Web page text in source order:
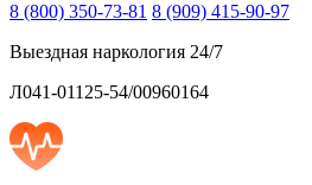
8 (800) 350-73-81 8 (909) 415-90-97
Выездная наркология 24/7
Л041-01125-54/00960164